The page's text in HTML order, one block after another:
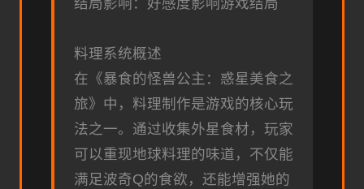
结局影响：好感度影响游戏结局
料理系统概述
在《暴食的怪兽公主：惑星美食之
旅》中，料理制作是游戏的核心玩
法之一。通过收集外星食材，玩家
可以重现地球料理的味道，不仅能
满足波奇Q的食欲，还能增强她的